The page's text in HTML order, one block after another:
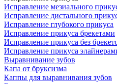
Исправление мезиального
Исправление дистального
Исправление глубокого прикуса
Исправление прикуса брекетами
Исправление прикуса без
Исправление прикуса
Выравнивание зубов
Капа от бруксизма
Каппы для выравнивания зубов